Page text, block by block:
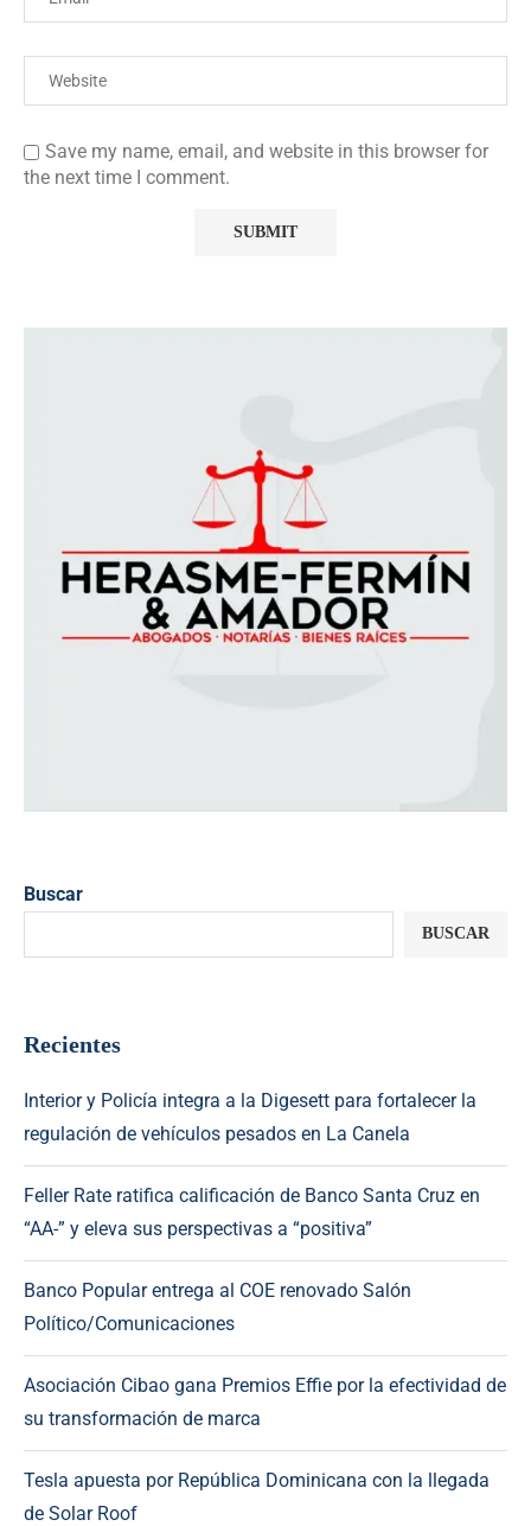
Save my name, email, and website in this browser for
the next time I comment.
Buscar
BUSCAR
Recientes
Interior y Policía integra a la Digesett para fortalecer la
regulación de vehículos pesados en La Canela
Feller Rate ratifica calificación de Banco Santa Cruz en
“AA-” y eleva sus perspectivas a “positiva”
Banco Popular entrega al COE renovado Salón
Político/Comunicaciones
Asociación Cibao gana Premios Effie por la efectividad de
su transformación de marca
Tesla apuesta por República Dominicana con la llegada
de Solar Roof